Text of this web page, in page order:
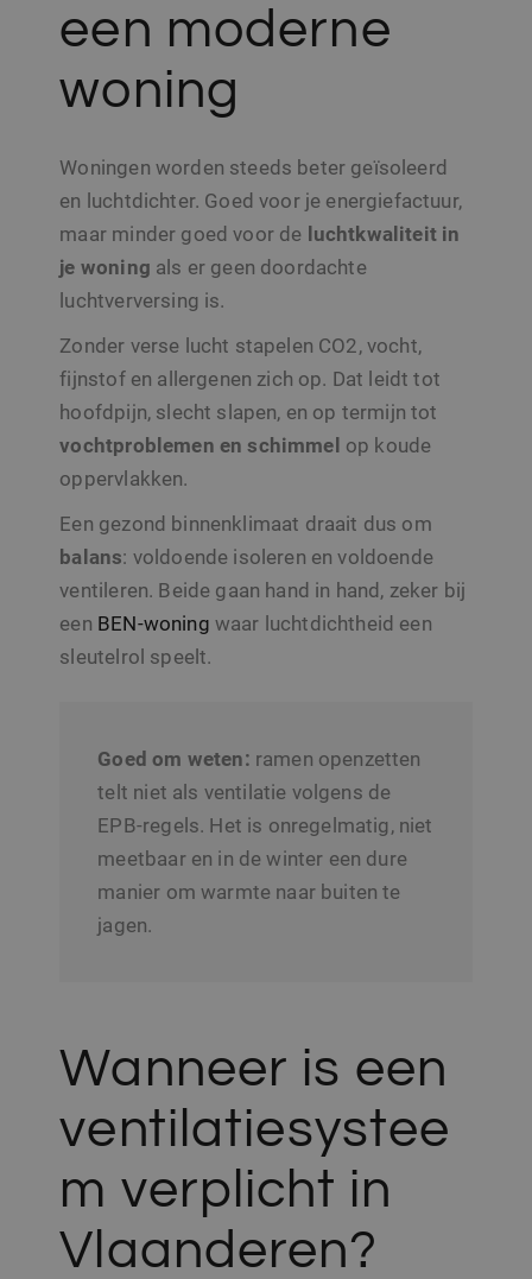
een moderne
woning
Woningen worden steeds beter geïsoleerd
en luchtdichter. Goed voor je energiefactuur,
maar minder goed voor de luchtkwaliteit in
je woning als er geen doordachte
luchtverversing is.
Zonder verse lucht stapelen CO2, vocht,
fijnstof en allergenen zich op. Dat leidt tot
hoofdpijn, slecht slapen, en op termijn tot
vochtproblemen en schimmel op koude
oppervlakken.
Een gezond binnenklimaat draait dus om
balans: voldoende isoleren en voldoende
ventileren. Beide gaan hand in hand, zeker bij
een BEN-woning waar luchtdichtheid een
sleutelrol speelt.
Goed om weten: ramen openzetten
telt niet als ventilatie volgens de
EPB-regels. Het is onregelmatig, niet
meetbaar en in de winter een dure
manier om warmte naar buiten te
jagen.
Wanneer is een
ventilatiesystee
m verplicht in
Vlaanderen?